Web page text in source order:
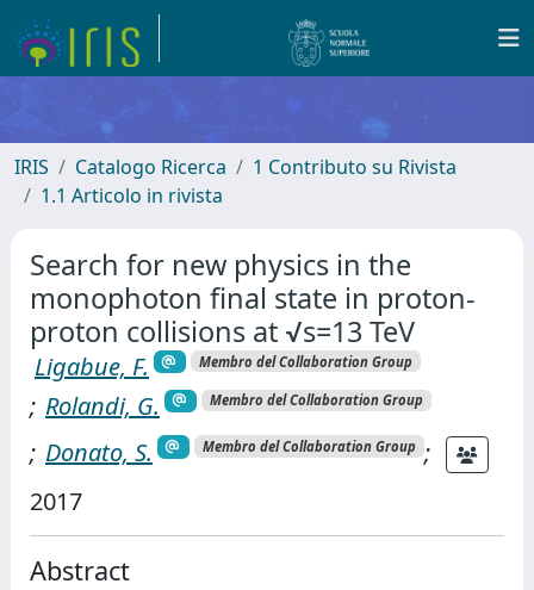
IRIS Catalogo Ricerca
1 Contributo su Rivista
1.1 Articolo in rivista
Search for new physics in the
monophoton final state in proton-
proton collisions at √s=13 TeV
Ligabue, F. Membro del Collaboration Group
; Rolandi, G. Membro del Collaboration Group
; Donato, S. Membro del Collaboration Group ;
2017
Abstract